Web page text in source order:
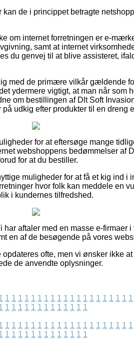
de i princippet betragte
om internet forretningen er e-
samt at internet
du genvej til at blive assisteret,
med de primære vilkår gældende
ydermere vigtigt, at man når som
om bestillingen af Dlt Soft
udkig efter produkter til en dreng
for at eftersøge mange
webshoppens bedømmelser af
for at du bestiller.
muligheder for at få et kig ind i
hvor folk kan meddele en
i kundernes tilfredshed.
aftaler med en masse e-firmaer i
en af de besøgende på vores
ofte, men vi ønsker ikke
de anvendte oplysninger.
1 1 1 1 1 1 1 1 1 1 1 1 1 1 1 1 1 1 1 1
1 1 1 1 1 1 1 1 1 1 1 1 1
1 1 1 1 1 1 1 1 1 1 1 1 1 1 1 1 1 1 1 1
1 1 1 1 1 1 1 1 1 1 1 1 1